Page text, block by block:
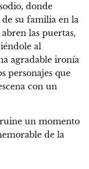
donde
su familia en la
las puertas,
al
agradable ironía
personajes que
con un
un momento
de la